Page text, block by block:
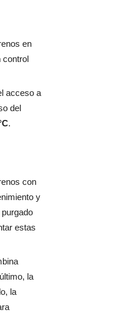
en
control
acceso a
del
.
con
y
estas
la
la